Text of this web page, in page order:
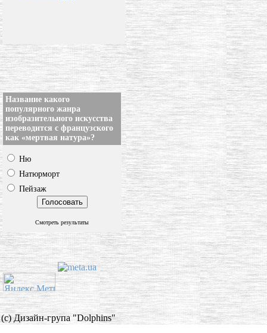
Название какого
популярного жанра
изобразительного искусства
переводится с французского
как «мертвая натура»?
Ню
Натюрморт
Пейзаж
Смотреть результаты
(c) Дизайн-група "Dolphins"